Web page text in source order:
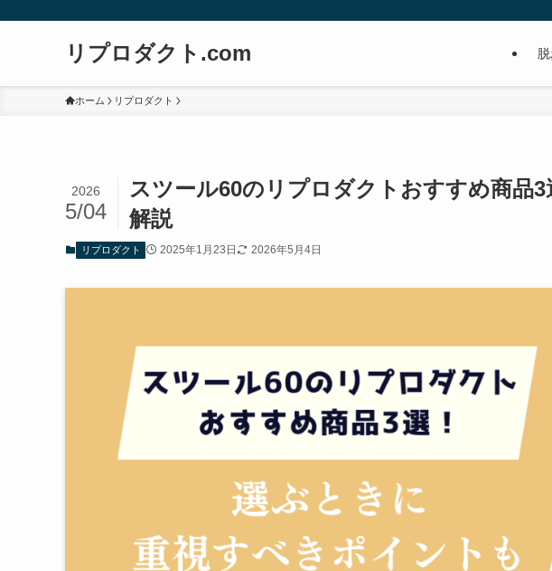
リプロダクト.com
ホーム リプロダクト
スツール60のリプロダクトおすすめ商品
解説
2026
5/04
リプロダクト 2025年1月23日 2026年5月4日